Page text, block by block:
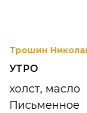
Трошин
УТРО
холст, масло
Письменное